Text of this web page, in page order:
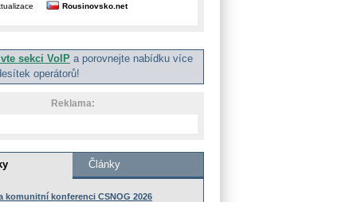
Rousinovsko.net
sekci VoIP a porovnejte nabídku více
operátorů!
Reklama: